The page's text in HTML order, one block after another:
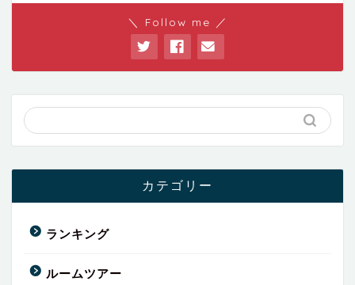
＼ Follow me ／
カテゴリー
ランキング
ルームツアー